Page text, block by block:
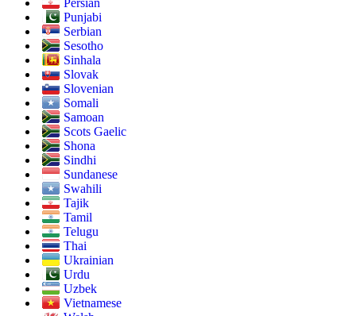
Punjabi
Serbian
Sesotho
Sinhala
Slovak
Slovenian
Somali
Samoan
Scots Gaelic
Shona
Sindhi
Sundanese
Swahili
Tajik
Tamil
Telugu
Thai
Ukrainian
Urdu
Uzbek
Vietnamese